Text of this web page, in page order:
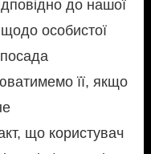
до нашої
щодо особистої
її, якщо
що користувач